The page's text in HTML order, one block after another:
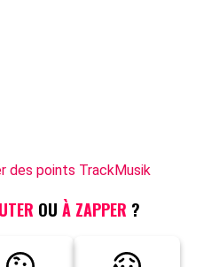
des points TrackMusik
OU À ZAPPER ?